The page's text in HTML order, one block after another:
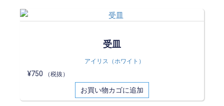
受皿
アイリス（ホワイト）
¥750 （税抜）
お買い物カゴに追加